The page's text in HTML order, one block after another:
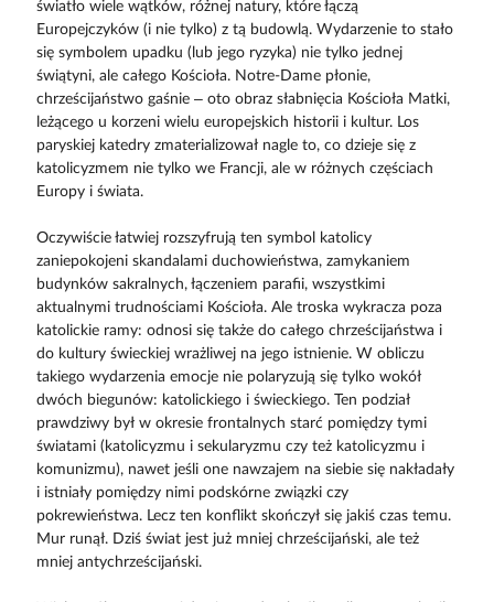
światło wiele wątków, różnej natury, które łączą
Europejczyków (i nie tylko) z tą budowlą. Wydarzenie to stało
się symbolem upadku (lub jego ryzyka) nie tylko jednej
świątyni, ale całego Kościoła. Notre-Dame płonie,
chrześcijaństwo gaśnie – oto obraz słabnięcia Kościoła Matki,
leżącego u korzeni wielu europejskich historii i kultur. Los
paryskiej katedry zmaterializował nagle to, co dzieje się z
katolicyzmem nie tylko we Francji, ale w różnych częściach
Europy i świata.
Oczywiście łatwiej rozszyfrują ten symbol katolicy
zaniepokojeni skandalami duchowieństwa, zamykaniem
budynków sakralnych, łączeniem parafii, wszystkimi
aktualnymi trudnościami Kościoła. Ale troska wykracza poza
katolickie ramy: odnosi się także do całego chrześcijaństwa i
do kultury świeckiej wrażliwej na jego istnienie. W obliczu
takiego wydarzenia emocje nie polaryzują się tylko wokół
dwóch biegunów: katolickiego i świeckiego. Ten podział
prawdziwy był w okresie frontalnych starć pomiędzy tymi
światami (katolicyzmu i sekularyzmu czy też katolicyzmu i
komunizmu), nawet jeśli one nawzajem na siebie się nakładały
i istniały pomiędzy nimi podskórne związki czy
pokrewieństwa. Lecz ten konflikt skończył się jakiś czas temu.
Mur runął. Dziś świat jest już mniej chrześcijański, ale też
mniej antychrześcijański.